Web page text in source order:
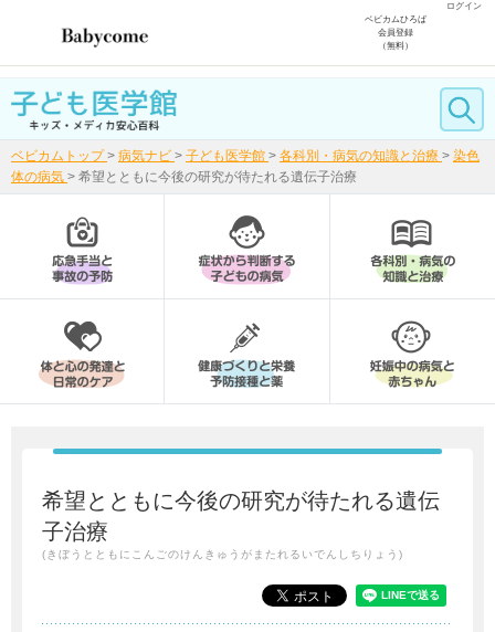
ログイン
ベビカムひろば
会員登録
（無料）
ベビカムトップ > 病気ナビ > 子ども医学館 > 各科別・病気の知識と治療 > 染色
体の病気 > 希望とともに今後の研究が待たれる遺伝子治療
希望とともに今後の研究が待たれる遺伝
子治療
(きぼうとともにこんごのけんきゅうがまたれるいでんしちりょう)